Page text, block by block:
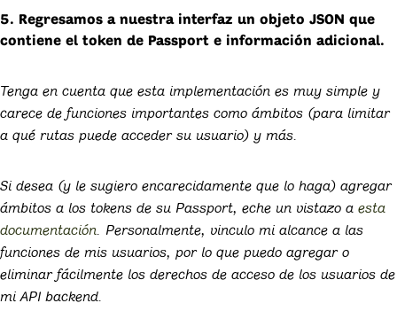
5. Regresamos a nuestra interfaz un objeto JSON que
contiene el token de Passport e información adicional.
Tenga en cuenta que esta implementación es muy simple y
carece de funciones importantes como ámbitos (para limitar
a qué rutas puede acceder su usuario) y más.
Si desea (y le sugiero encarecidamente que lo haga) agregar
ámbitos a los tokens de su Passport, eche un vistazo a esta
documentación. Personalmente, vinculo mi alcance a las
funciones de mis usuarios, por lo que puedo agregar o
eliminar fácilmente los derechos de acceso de los usuarios de
mi API backend.